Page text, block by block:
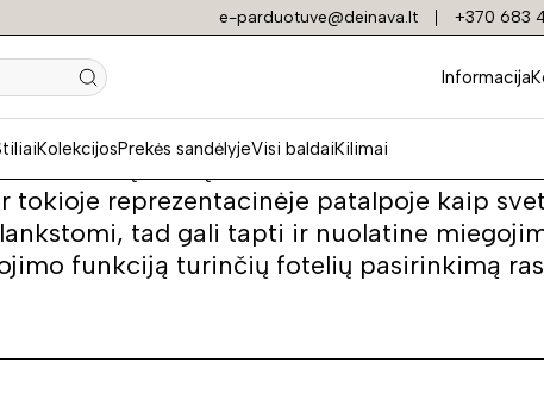
e-parduotuve@deinava.lt +370 683
Informacija
KolekcijosPrekės sandėlyjeVisi baldaiKilimai
baldų namuose. Šiuolaikiniai
reprezentacinėje patalpoje kaip
tad gali tapti ir nuolatine
funkciją turinčių fotelių pasirinkimą